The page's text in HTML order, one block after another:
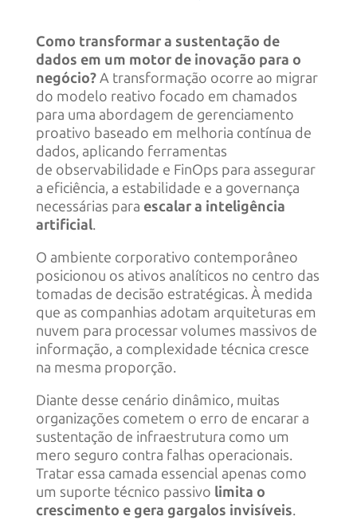
Como transformar a sustentação de
dados em um motor de inovação para o
negócio?A transformação ocorre ao migrar
do modelo reativo focado em chamados
para uma abordagem de gerenciamento
proativo baseado em melhoria contínua de
dados, aplicando ferramentas
de observabilidade e FinOps para assegurar
a eficiência, a estabilidade e a governança
necessárias para escalar a inteligência
artificial.
O ambiente corporativo contemporâneo
posicionou os ativos analíticos no centro das
tomadas de decisão estratégicas. À medida
que as companhias adotam arquiteturas em
nuvem para processar volumes massivos de
informação, a complexidade técnica cresce
na mesma proporção.
Diante desse cenário dinâmico, muitas
organizações cometem o erro de encarar a
sustentação de infraestrutura como um
mero seguro contra falhas operacionais.
Tratar essa camada essencial apenas como
um suporte técnico passivo limita o
crescimento e gera gargalos invisíveis.